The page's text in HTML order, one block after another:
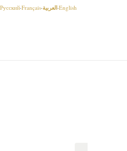
English
·العربية·
Français
·
Русский